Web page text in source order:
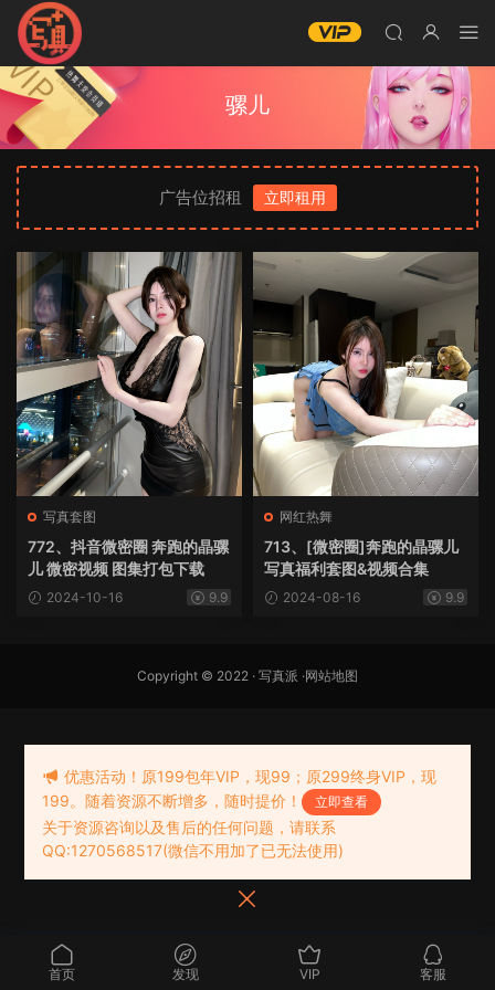
骡儿
广告位招租 立即租用
写真套图
772、抖音微密圈 奔跑的晶骡
儿 微密视频 图集打包下载
2024-10-16 9.9
网红热舞
713、[微密圈]奔跑的晶骡儿
写真福利套图&视频合集
2024-08-16 9.9
Copyright © 2022 · 写真派 ·网站地图
首页 发现 VIP 客服
优惠活动！原199包年VIP，现99；原299终身VIP，现
199。随着资源不断增多，随时提价！
立即查看
关于资源咨询以及售后的任何问题，请联系
QQ:1270568517(微信不用加了已无法使用)